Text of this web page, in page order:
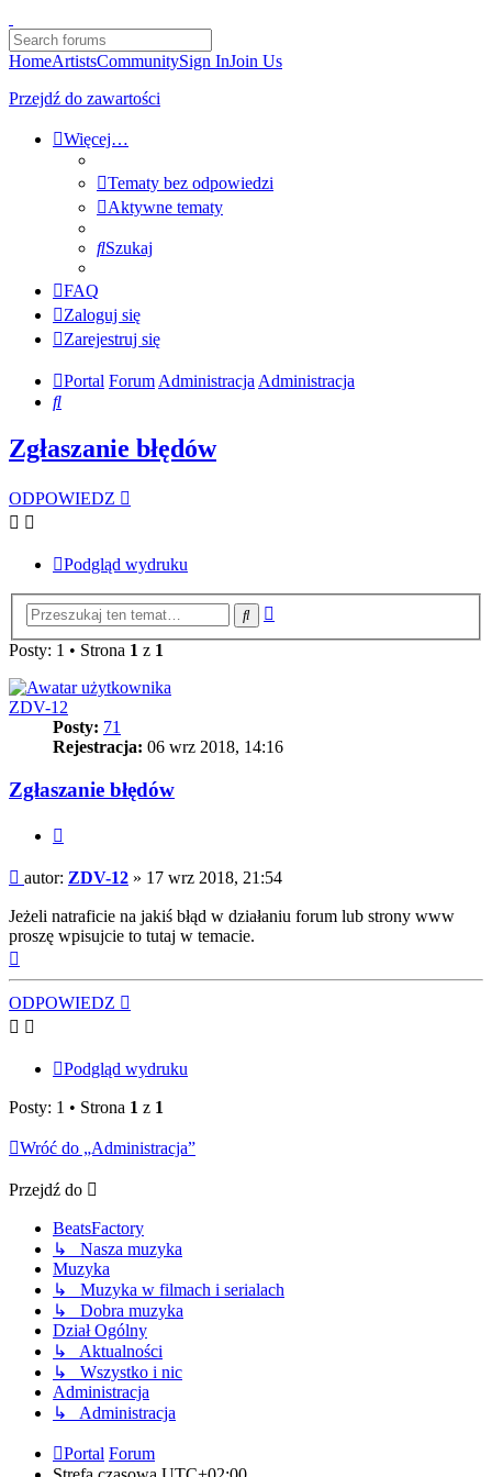
HomeArtistsCommunitySign InJoin Us
Przejdź do zawartości
Więcej…
Tematy bez odpowiedzi
Aktywne tematy
Szukaj
FAQ
Zaloguj się
Zarejestruj się
Portal Forum Administracja Administracja
Szukaj
Zgłaszanie błędów
ODPOWIEDZ
Podgląd wydruku
Szukaj
Posty: 1 • Strona 1 z 1
ZDV-12
Posty: 71
Rejestracja: 06 wrz 2018, 14:16
Zgłaszanie błędów
Post
autor: ZDV-12 » 17 wrz 2018, 21:54
Jeżeli natraficie na jakiś błąd w działaniu forum lub strony www
proszę wpisujcie to tutaj w temacie.
ODPOWIEDZ
Podgląd wydruku
Posty: 1 • Strona 1 z 1
Wróć do „Administracja”
Przejdź do
BeatsFactory
↳ Nasza muzyka
Muzyka
↳ Muzyka w filmach i serialach
↳ Dobra muzyka
Dział Ogólny
↳ Aktualności
↳ Wszystko i nic
Administracja
↳ Administracja
Portal Forum